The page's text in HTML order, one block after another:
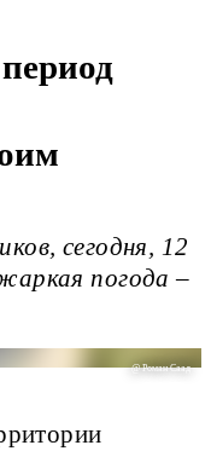
сегодня, 12
погода –
@ Роман Саад